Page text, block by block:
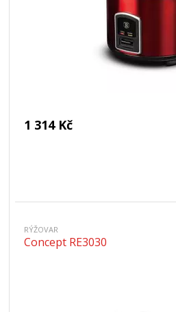
1 314 Kč
RÝŽOVAR
Concept RE3030